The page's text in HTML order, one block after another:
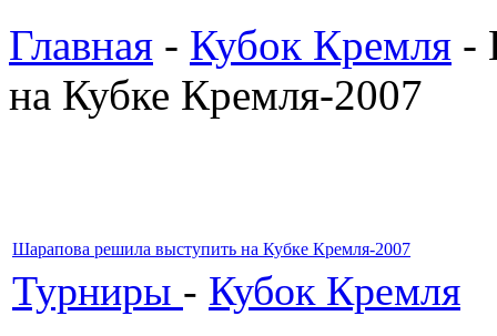
Главная - Кубок Кремля -
на Кубке Кремля-2007
Шарапова решила выступить на Кубке Кремля-2007
Турниры - Кубок Кремля